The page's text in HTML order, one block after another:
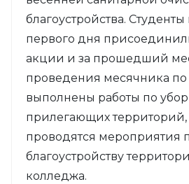
благоустройства.
первого дня
акции и за прошедший
проведения месячника по
выполнены работы по
прилегающих территорий,
проводятся мероприятия
благоустройству
колледжа.